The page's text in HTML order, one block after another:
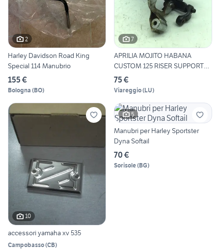
2
Harley Davidson Road King
Special 114 Manubrio
155 €
Bologna (BO)
7
APRILIA MOJITO HABANA
CUSTOM 125 RISER SUPPORTO
MA
75 €
Viareggio(LU)
10
accessori yamaha xv 535
Campobasso(CB)
5
Manubri per Harley Sportster
Dyna Softail
70 €
Sorisole(BG)